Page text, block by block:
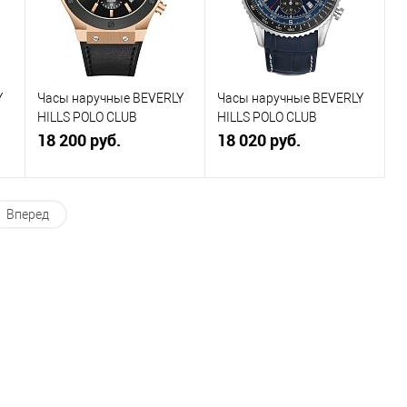
наличии
наличии
Часы наручные BEVERLY
HILLS POLO CLUB
BP3690X.451
18 200 руб.
Часы наручные BEVERLY
HILLS POLO CLUB
BP3723X.399
18 020 руб.
Вперед